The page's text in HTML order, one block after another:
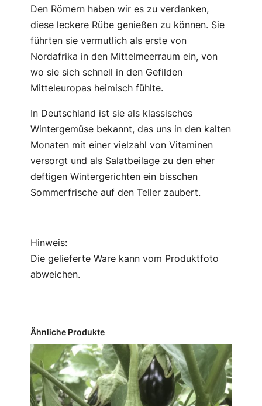
e
Den Römern haben wir es zu verdanken,
diese leckere Rübe genießen zu können. Sie
führten sie vermutlich als erste von
Nordafrika in den Mittelmeerraum ein, von
wo sie sich schnell in den Gefilden
Mitteleuropas heimisch fühlte.
In Deutschland ist sie als klassisches
Wintergemüse bekannt, das uns in den kalten
Monaten mit einer vielzahl von Vitaminen
versorgt und als Salatbeilage zu den eher
deftigen Wintergerichten ein bisschen
Sommerfrische auf den Teller zaubert.
Hinweis:
Die gelieferte Ware kann vom Produktfoto
abweichen.
Ähnliche Produkte